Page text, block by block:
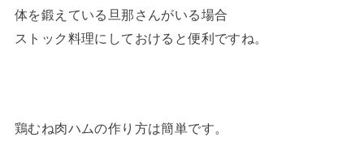
体を鍛えている旦那さんがいる場合
ストック料理にしておけると便利ですね。
鶏むね肉ハムの作り方は簡単です。